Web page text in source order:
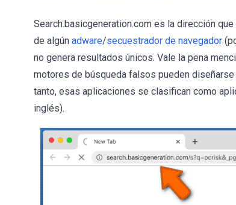
Search.basicgeneration.com es la dirección
de algún adware/secuestrador de navegador
no genera resultados únicos. Vale la pena
motores de búsqueda falsos pueden
tanto, esas aplicaciones se clasifican como
inglés).